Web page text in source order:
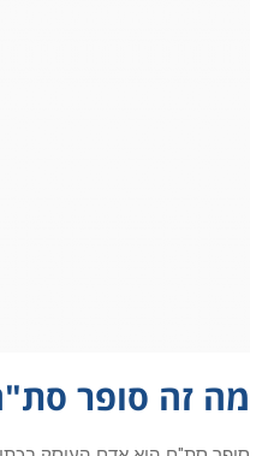
מה זה סופר